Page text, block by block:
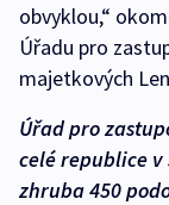
obvyklou,“
Úřadu pro
majetkových
Úřad pro
celé republice
zhruba 450